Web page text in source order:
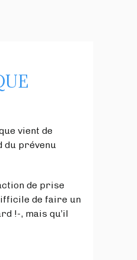
vient de
du prévenu
de prise
de faire un
!-, mais qu’il